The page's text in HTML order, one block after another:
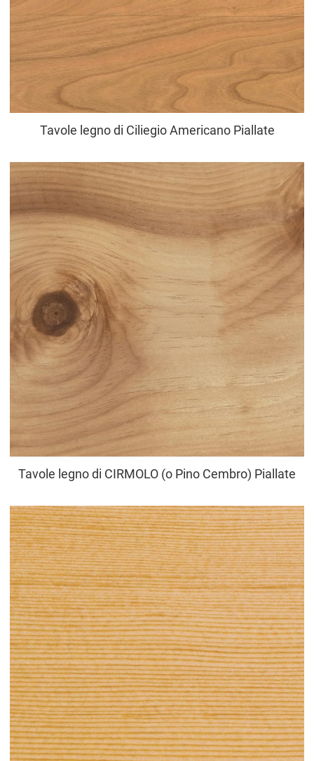
Tavole legno di Ciliegio Americano Piallate
Tavole legno di CIRMOLO (o Pino Cembro) Piallate